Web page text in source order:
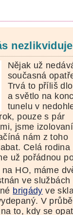
Nějak už
současná
Trvá to příliš
a světlo na
tunelu v
pouze s pár
jsme izolovaní
nám z toho
Celá rodina
už pořádnou
HO, máme
ve
brigády ve
V
to, kdy se